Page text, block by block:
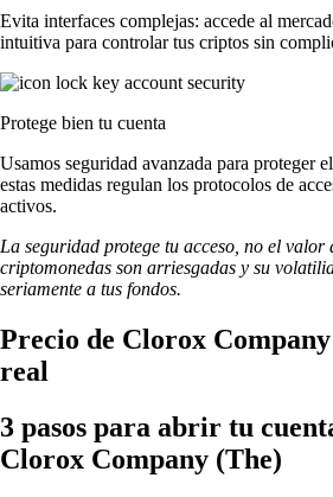
Evita interfaces complejas: accede al
intuitiva para controlar tus criptos sin
Protege bien tu cuenta
Usamos seguridad avanzada para proteger
estas medidas regulan los protocolos de
activos.
La seguridad protege tu acceso, no el valor
criptomonedas son arriesgadas y su
seriamente a tus fondos.
Precio de Clorox
real
3 pasos para abrir tu
Clorox Company (The)